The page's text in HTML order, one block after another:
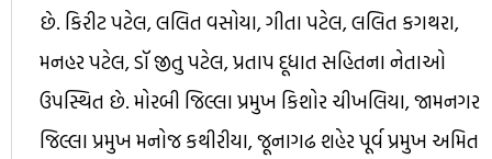
છે. કિરીટ પટેલ, લલિત વસોયા, ગીતા પટેલ, લલિત કગથરા,
મનહર પટેલ, ડૉ જીતુ પટેલ, પ્રતાપ દૂધાત સહિતના નેતાઓ
ઉપસ્થિત છે. મોરબી જિલ્લા પ્રમુખ કિશોર ચીખલિયા, જામનગર
જિલ્લા પ્રમુખ મનોજ કથીરીયા, જૂનાગઢ શહેર પૂર્વ પ્રમુખ અમિત